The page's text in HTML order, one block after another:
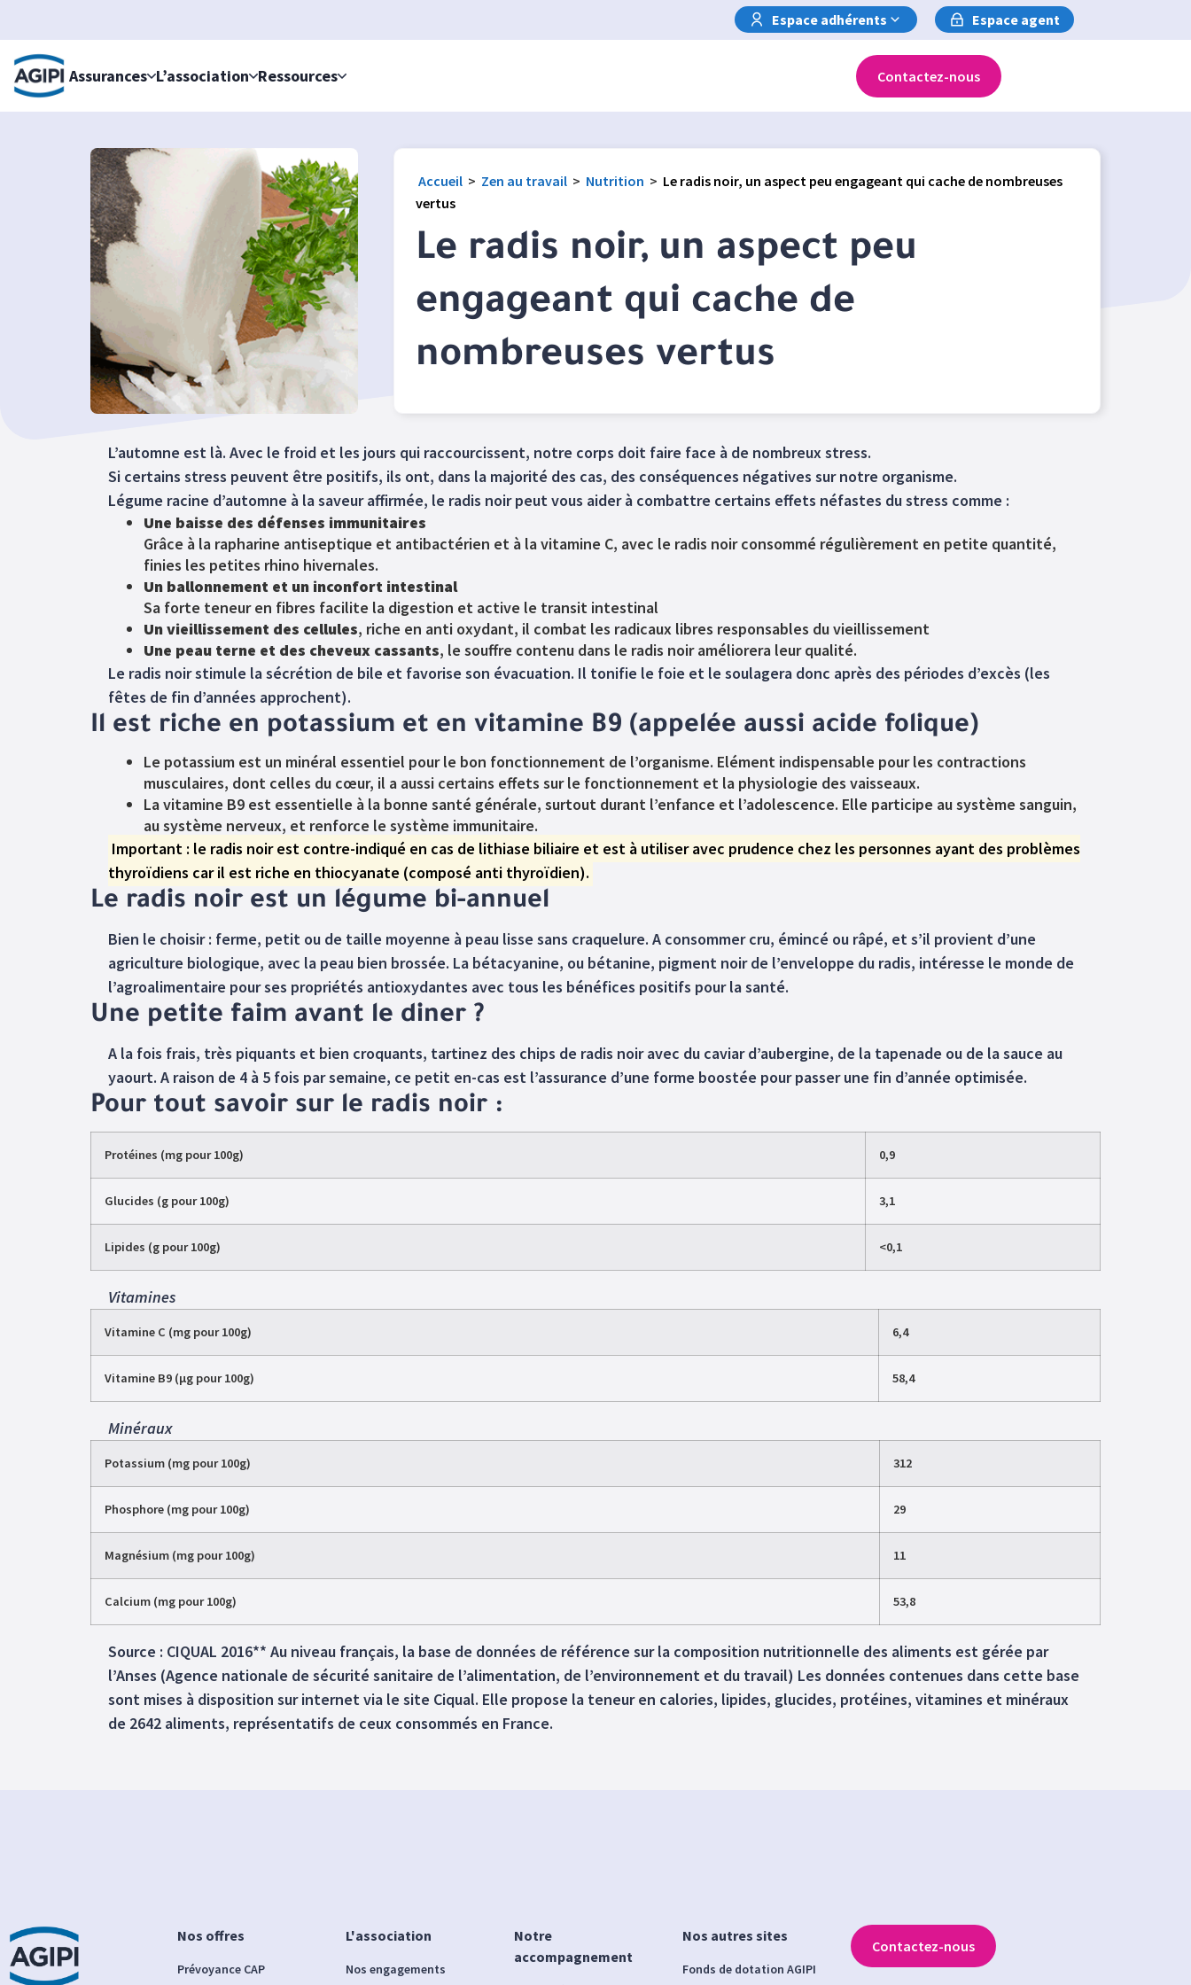
Espace adhérents
Espace agent
Accès au menu
Accès au contenu principal
Assurances L’association Ressources Contactez-nous
Accueil > Zen au travail > Nutrition > Le radis noir, un aspect peu engageant qui cache de nombreuses
vertus
Le radis noir, un aspect peu
engageant qui cache de
nombreuses vertus
L’automne est là. Avec le froid et les jours qui raccourcissent, notre corps doit faire face à de nombreux stress.
Si certains stress peuvent être positifs, ils ont, dans la majorité des cas, des conséquences négatives sur notre organisme.
Légume racine d’automne à la saveur affirmée, le radis noir peut vous aider à combattre certains effets néfastes du stress comme :
Une baisse des défenses immunitaires
Grâce à la rapharine antiseptique et antibactérien et à la vitamine C, avec le radis noir consommé régulièrement en petite quantité,
finies les petites rhino hivernales.
Un ballonnement et un inconfort intestinal
Sa forte teneur en fibres facilite la digestion et active le transit intestinal
Un vieillissement des cellules, riche en anti oxydant, il combat les radicaux libres responsables du vieillissement
Une peau terne et des cheveux cassants, le souffre contenu dans le radis noir améliorera leur qualité.
Le radis noir stimule la sécrétion de bile et favorise son évacuation. Il tonifie le foie et le soulagera donc après des périodes d’excès (les
fêtes de fin d’années approchent).
Il est riche en potassium et en vitamine B9 (appelée aussi acide folique)
Le potassium est un minéral essentiel pour le bon fonctionnement de l’organisme. Elément indispensable pour les contractions
musculaires, dont celles du cœur, il a aussi certains effets sur le fonctionnement et la physiologie des vaisseaux.
La vitamine B9 est essentielle à la bonne santé générale, surtout durant l’enfance et l’adolescence. Elle participe au système sanguin,
au système nerveux, et renforce le système immunitaire.
Important : le radis noir est contre-indiqué en cas de lithiase biliaire et est à utiliser avec prudence chez les personnes ayant des problèmes
thyroïdiens car il est riche en thiocyanate (composé anti thyroïdien).
Le radis noir est un légume bi-annuel
Bien le choisir : ferme, petit ou de taille moyenne à peau lisse sans craquelure. A consommer cru, émincé ou râpé, et s’il provient d’une
agriculture biologique, avec la peau bien brossée. La bétacyanine, ou bétanine, pigment noir de l’enveloppe du radis, intéresse le monde de
l’agroalimentaire pour ses propriétés antioxydantes avec tous les bénéfices positifs pour la santé.
Une petite faim avant le diner ?
A la fois frais, très piquants et bien croquants, tartinez des chips de radis noir avec du caviar d’aubergine, de la tapenade ou de la sauce au
yaourt. A raison de 4 à 5 fois par semaine, ce petit en-cas est l’assurance d’une forme boostée pour passer une fin d’année optimisée.
Pour tout savoir sur le radis noir :
Protéines (mg pour 100g) 0,9
Glucides (g pour 100g) 3,1
Lipides (g pour 100g) <0,1
Vitamines
Vitamine C (mg pour 100g) 6,4
Vitamine B9 (µg pour 100g) 58,4
Minéraux
Potassium (mg pour 100g) 312
Phosphore (mg pour 100g) 29
Magnésium (mg pour 100g) 11
Calcium (mg pour 100g) 53,8
Source : CIQUAL 2016** Au niveau français, la base de données de référence sur la composition nutritionnelle des aliments est gérée par
l’Anses (Agence nationale de sécurité sanitaire de l’alimentation, de l’environnement et du travail) Les données contenues dans cette base
sont mises à disposition sur internet via le site Ciqual. Elle propose la teneur en calories, lipides, glucides, protéines, vitamines et minéraux
de 2642 aliments, représentatifs de ceux consommés en France.
Nos offres
Prévoyance CAP
L'association
Nos engagements
Notre
accompagnement
Nos autres sites
Fonds de dotation AGIPI
Contactez-nous